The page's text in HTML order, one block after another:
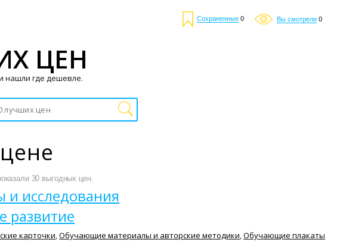
Сохраненные 0 Вы смотрели 0
30 выгодных цен.
и исследования
развитие
карточки,Обучающие материалы и авторские методики,Обучающие плакаты
ЦЕН
нашли где дешевле.